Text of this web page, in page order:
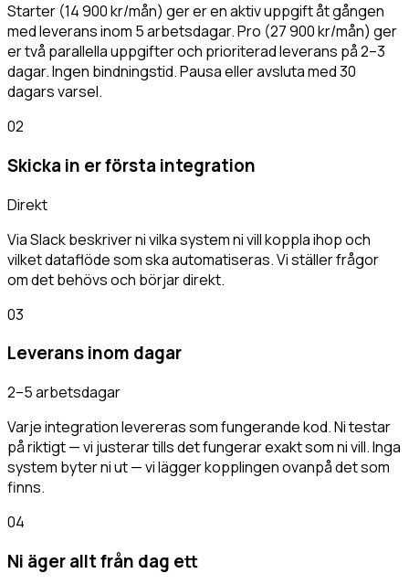
Starter (14 900 kr/mån) ger er en aktiv uppgift åt gången
med leverans inom 5 arbetsdagar. Pro (27 900 kr/mån) ger
er två parallella uppgifter och prioriterad leverans på 2–3
dagar. Ingen bindningstid. Pausa eller avsluta med 30
dagars varsel.
02
Skicka in er första integration
Direkt
Via Slack beskriver ni vilka system ni vill koppla ihop och
vilket dataflöde som ska automatiseras. Vi ställer frågor
om det behövs och börjar direkt.
03
Leverans inom dagar
2–5 arbetsdagar
Varje integration levereras som fungerande kod. Ni testar
på riktigt — vi justerar tills det fungerar exakt som ni vill. Inga
system byter ni ut — vi lägger kopplingen ovanpå det som
finns.
04
Ni äger allt från dag ett